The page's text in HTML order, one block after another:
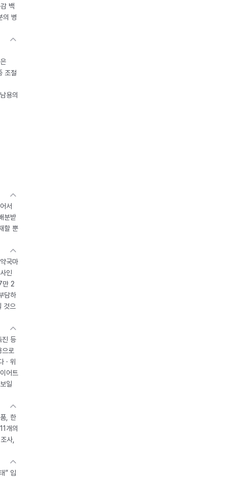
백
의 병
조절
용의
서
분받
할 뿐
국마
인
만 2
담하
것으
진 등
로
· 위
어트
일
, 한
개의
사,
” 입